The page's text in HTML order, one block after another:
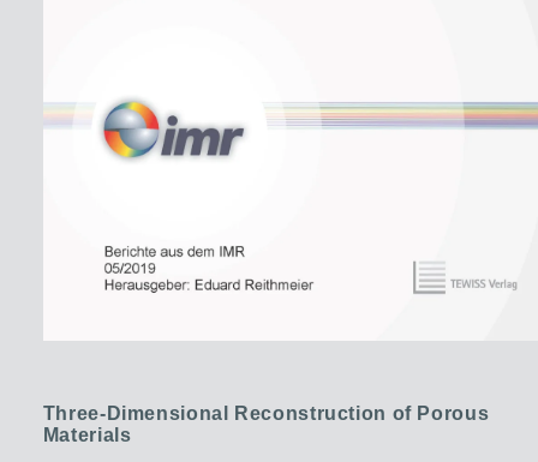
Three-Dimensional Reconstruction of Porous
Materials